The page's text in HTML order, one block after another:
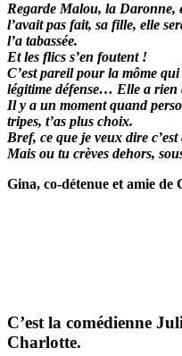
Regarde Malou, la Daronne,
l’avait pas fait, sa fille, elle
l’a tabassée.
Et les flics s’en foutent !
C’est pareil pour la môme
légitime défense… Elle a
Il y a un moment quand
tripes, t’as plus choix.
Bref, ce que je veux dire c’est
Mais ou tu crèves dehors,
Gina, co-détenue et amie de
C’est la comédienne
Charlotte.